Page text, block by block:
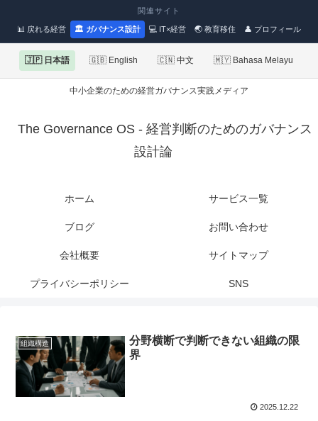
関連サイト
📊 戻れる経営 🏛 ガバナンス設計 💻 IT×経営 🌏 教育移住 👤 プロフィール
🇯🇵 日本語 🇬🇧 English 🇨🇳 中文 🇲🇾 Bahasa Melayu
中小企業のための経営ガバナンス実践メディア
The Governance OS - 経営判断のためのガバナンス
設計論
ホーム サービス一覧
ブログ お問い合わせ
会社概要 サイトマップ
プライバシーポリシー SNS
組織構造
分野横断で判断できない組織の限
界
2025.12.22